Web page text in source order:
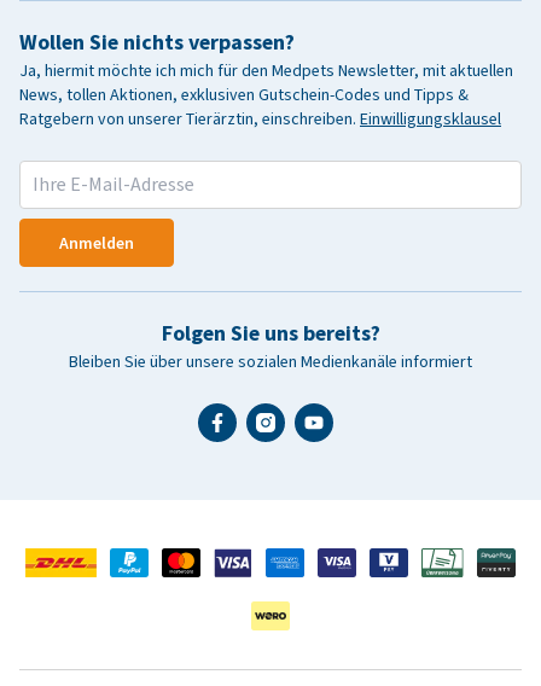
Wollen Sie nichts verpassen?
Ja, hiermit möchte ich mich für den Medpets Newsletter, mit aktuellen
News, tollen Aktionen, exklusiven Gutschein-Codes und Tipps &
Ratgebern von unserer Tierärztin, einschreiben. Einwilligungsklausel
Anmelden
Folgen Sie uns bereits?
Bleiben Sie über unsere sozialen Medienkanäle informiert